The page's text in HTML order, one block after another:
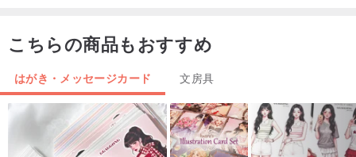
こちらの商品もおすすめ
はがき・メッセージカード 文房具